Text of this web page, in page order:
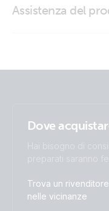
Assistenza del
Dove
Hai bisogno di
preparati saranno
Trova un rivenditore
nelle vicinanze